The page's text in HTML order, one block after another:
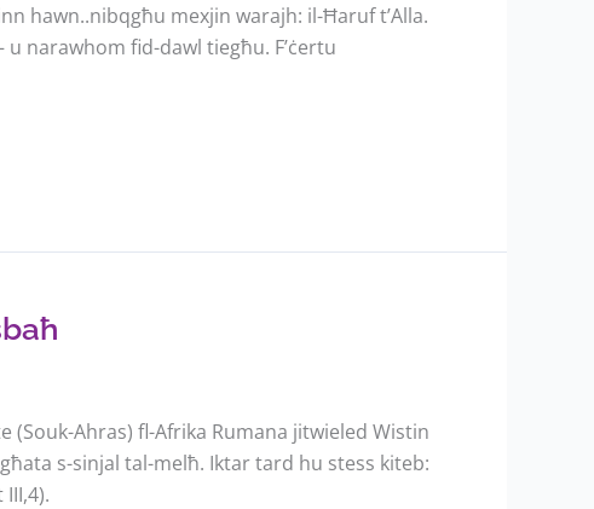
hawn..nibqgħu mexjin warajh: il-Ħaruf t’Alla.
narawhom fid-dawl tiegħu. F’ċertu
(Souk-Ahras) fl-Afrika Rumana jitwieled Wistin
s-sinjal tal-melħ. Iktar tard hu stess kiteb: